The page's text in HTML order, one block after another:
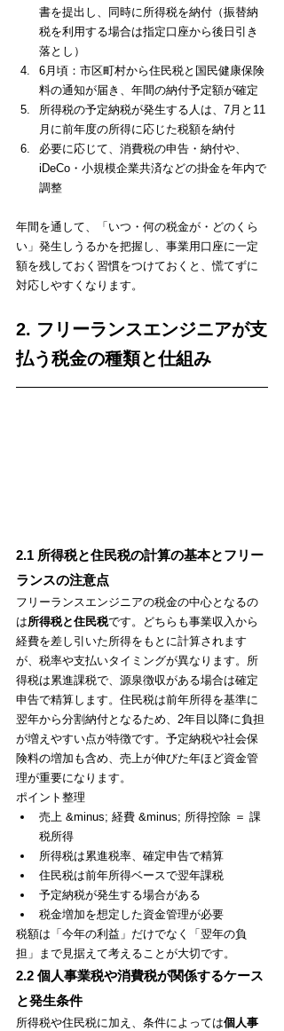
書を提出し、同時に所得税を納付（振替納
税を利用する場合は指定口座から後日引き
落とし）
6月頃：市区町村から住民税と国民健康保険
料の通知が届き、年間の納付予定額が確定
所得税の予定納税が発生する人は、7月と11
月に前年度の所得に応じた税額を納付
必要に応じて、消費税の申告・納付や、
iDeCo・小規模企業共済などの掛金を年内で
調整
年間を通して、「いつ・何の税金が・どのくら
い」発生しうるかを把握し、事業用口座に一定
額を残しておく習慣をつけておくと、慌てずに
対応しやすくなります。
2. フリーランスエンジニアが支
払う税金の種類と仕組み
2.1 所得税と住民税の計算の基本とフリー
ランスの注意点
フリーランスエンジニアの税金の中心となるの
は所得税と住民税です。どちらも事業収入から
経費を差し引いた所得をもとに計算されます
が、税率や支払いタイミングが異なります。所
得税は累進課税で、源泉徴収がある場合は確定
申告で精算します。住民税は前年所得を基準に
翌年から分割納付となるため、2年目以降に負担
が増えやすい点が特徴です。予定納税や社会保
険料の増加も含め、売上が伸びた年ほど資金管
理が重要になります。
ポイント整理
売上 &minus; 経費 &minus; 所得控除 ＝ 課
税所得
所得税は累進税率、確定申告で精算
住民税は前年所得ベースで翌年課税
予定納税が発生する場合がある
税金増加を想定した資金管理が必要
税額は「今年の利益」だけでなく「翌年の負
担」まで見据えて考えることが大切です。
2.2 個人事業税や消費税が関係するケース
と発生条件
所得税や住民税に加え、条件によっては個人事